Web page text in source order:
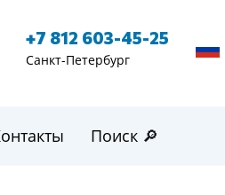
+7 812 603-45-25
Санкт-Петербург
Поиск 🔎